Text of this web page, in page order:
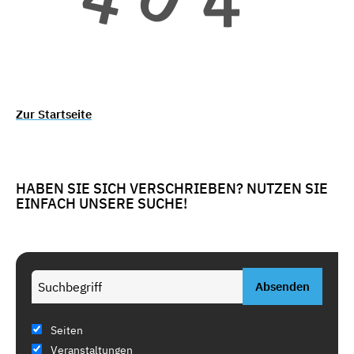
Zur Startseite
HABEN SIE SICH VERSCHRIEBEN? NUTZEN SIE
EINFACH UNSERE SUCHE!
Seiten
Veranstaltungen